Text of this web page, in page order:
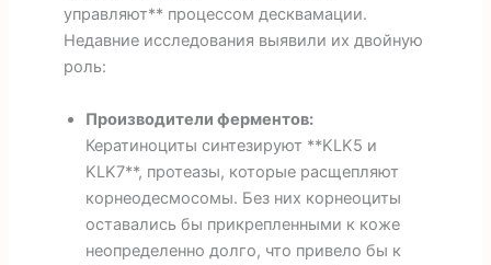
управляют** процессом десквамации.
Недавние исследования выявили их двойную
роль:
Производители ферментов:
Кератиноциты синтезируют **KLK5 и
KLK7**, протеазы, которые расщепляют
корнеодесмосомы. Без них корнеоциты
оставались бы прикрепленными к коже
неопределенно долго, что привело бы к